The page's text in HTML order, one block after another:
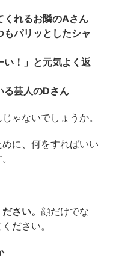
れるお隣のAさん
パリッとしたシャ
！」と元気よく返
芸人のDさん
ゃないでしょうか。
に、何をすればいい
さい。 顔だけでな
ださい。